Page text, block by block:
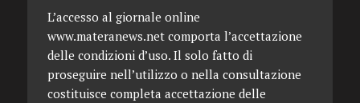
L’accesso al giornale online
www.materanews.net comporta l’accettazione
delle condizioni d’uso. Il solo fatto di
proseguire nell’utilizzo o nella consultazione
costituisce completa accettazione delle